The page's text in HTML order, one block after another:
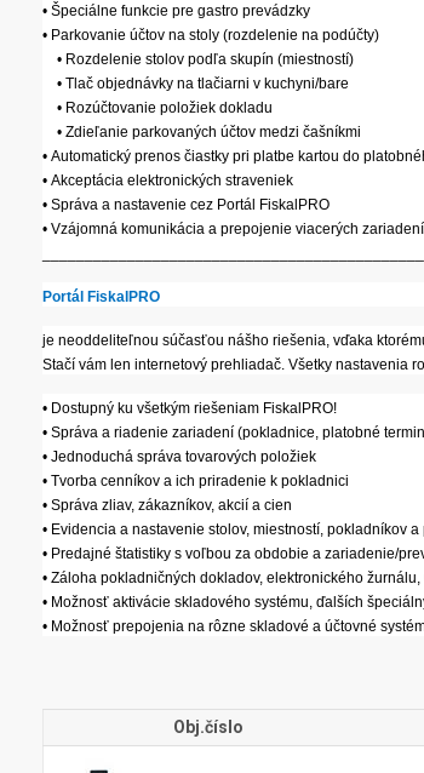
• Špeciálne funkcie pre gastro prevádzky
• Parkovanie účtov na stoly (rozdelenie na podúčty)
• Rozdelenie stolov podľa skupín (miestností)
• Tlač objednávky na tlačiarni v kuchyni/bare
• Rozúčtovanie položiek dokladu
• Zdieľanie parkovaných účtov medzi čašníkmi
• Automatický prenos čiastky pri platbe kartou do
• Akceptácia elektronických straveniek
• Správa a nastavenie cez Portál FiskalPRO
• Vzájomná komunikácia a prepojenie viacerých
Portál FiskalPRO
je neoddeliteľnou súčasťou nášho riešenia, vďaka
Stačí vám len internetový prehliadač. Všetky nastavenia
• Dostupný ku všetkým riešeniam FiskalPRO!
• Správa a riadenie zariadení (pokladnice, platobné
• Jednoduchá správa tovarových položiek
• Tvorba cenníkov a ich priradenie k pokladnici
• Správa zliav, zákazníkov, akcií a cien
• Evidencia a nastavenie stolov, miestností, pokladníkov a
• Predajné štatistiky s voľbou za obdobie a zariadenie/
• Záloha pokladničných dokladov, elektronického
• Možnosť aktivácie skladového systému, ďalších
• Možnosť prepojenia na rôzne skladové a účtovné
Obj.číslo